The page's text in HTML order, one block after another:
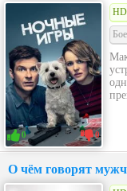
0 0
О чём говорят